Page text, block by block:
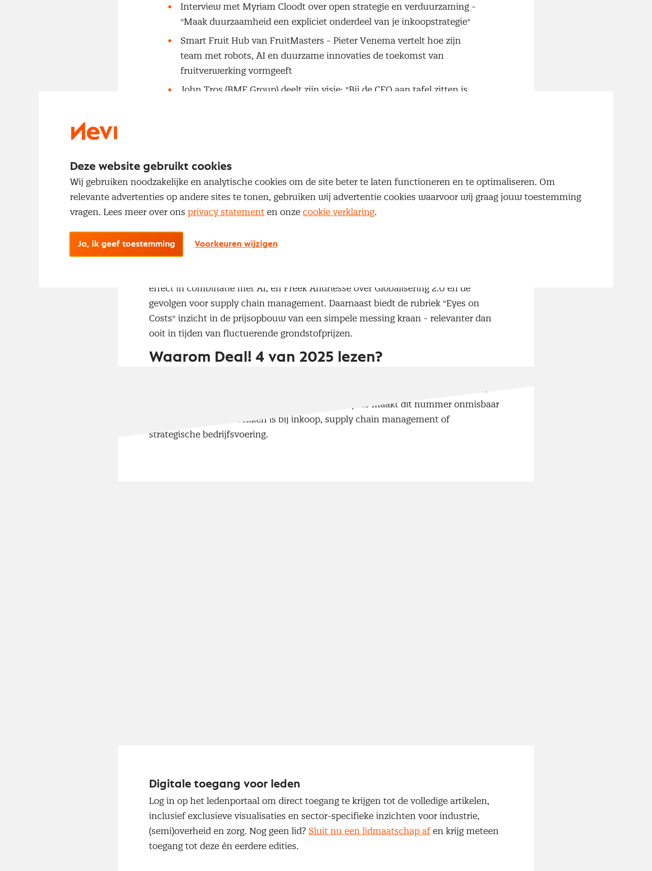
Interview met Myriam Cloodt over open strategie en verduurzaming -
"Maak duurzaamheid een expliciet onderdeel van je inkoopstrategie"
Smart Fruit Hub van FruitMasters - Pieter Venema vertelt hoe zijn
team met robots, AI en duurzame innovaties de toekomst van
fruitverwerking vormgeeft
John Tros (BME Group) deelt zijn visie: "Bij de CEO aan tafel zitten is
betrouwbare uitvoering
Innovatiepartnerschap bij Defensie - Een primeur in mobiele
rijsimulatoren
Columns en analyses
effect in combinatie met AI, en Freek Andriesse over Globalisering 2.0 en de
gevolgen voor supply chain management. Daarnaast biedt de rubriek "Eyes on
Costs" inzicht in de prijsopbouw van een simpele messing kraan - relevanter dan
ooit in tijden van fluctuerende grondstofprijzen.
Waarom Deal! 4 van 2025 lezen?
handvatten voor jouw dagelijkse inkooppraktijk. De combinatie van strategische
visies, concrete cases en toekomstgerichte analyses maakt dit nummer onmisbaar
voor iedereen die betrokken is bij inkoop, supply chain management of
strategische bedrijfsvoering.
Digitale toegang voor leden
Log in op het ledenportaal om direct toegang te krijgen tot de volledige artikelen,
inclusief exclusieve visualisaties en sector-specifieke inzichten voor industrie,
(semi)overheid en zorg. Nog geen lid? Sluit nu een lidmaatschap afen krijg meteen
toegang tot deze én eerdere edities.
Deze website gebruikt cookies
Wij gebruiken noodzakelijke en analytische cookies om de site beter te laten functioneren en te optimaliseren. Om
relevante advertenties op andere sites te tonen, gebruiken wij advertentie cookies waarvoor wij graag jouw toestemming
vragen. Lees meer over ons privacy statement en onze cookie verklaring.
Ja, ik geef toestemming Voorkeuren wijzigen